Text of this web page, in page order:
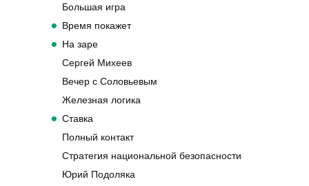
Большая игра
Время покажет
На заре
Сергей Михеев
Вечер с Соловьевым
Железная логика
Ставка
Полный контакт
Стратегия национальной безопасности
Юрий Подоляка